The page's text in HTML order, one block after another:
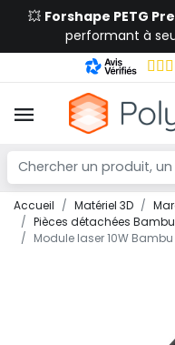
💥 Forshape PETG
performant à
Accueil Matériel 3D
Pièces détachées
Module laser 10W Bambu